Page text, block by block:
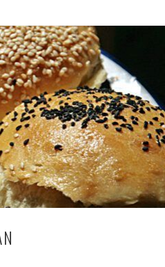
Expedition
–
50
unwiderstehliche
Rezepte
aus
18
Ländern